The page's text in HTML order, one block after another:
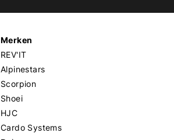
Merken
REV'IT
Alpinestars
Scorpion
Shoei
HJC
Cardo Systems